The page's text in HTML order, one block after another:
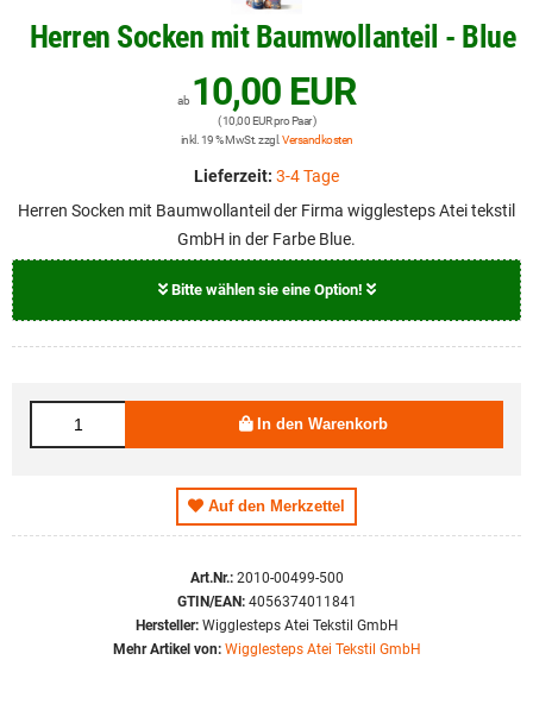
Herren Socken mit Baumwollanteil - Blue
ab 10,00 EUR
( 10,00 EUR pro Paar )
inkl. 19 % MwSt. zzgl. Versandkosten
Lieferzeit: 3-4 Tage
Herren Socken mit Baumwollanteil der Firma wigglesteps Atei tekstil
GmbH in der Farbe Blue.
Bitte wählen sie eine Option!
41 -46 EU In den Warenkorb
Auf den Merkzettel
Art.Nr.:2010-00499-500
GTIN/EAN:4056374011841
Hersteller: Wigglesteps Atei Tekstil GmbH
Mehr Artikel von: Wigglesteps Atei Tekstil GmbH